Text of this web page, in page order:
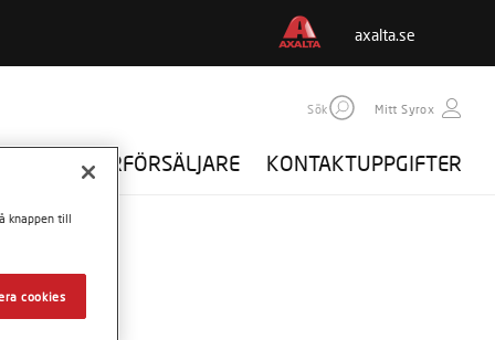
axalta.se
Sök Mitt Syrox
ÅTERFÖRSÄLJARE KONTAKTUPPGIFTER
knappen till
cookies